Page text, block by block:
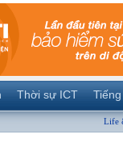
Thời sự ICT
Life